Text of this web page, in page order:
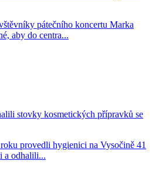
pátečního koncertu Marka
aby do centra...
stovky kosmetických přípravků se
provedli hygienici na Vysočině 41
a odhalili...